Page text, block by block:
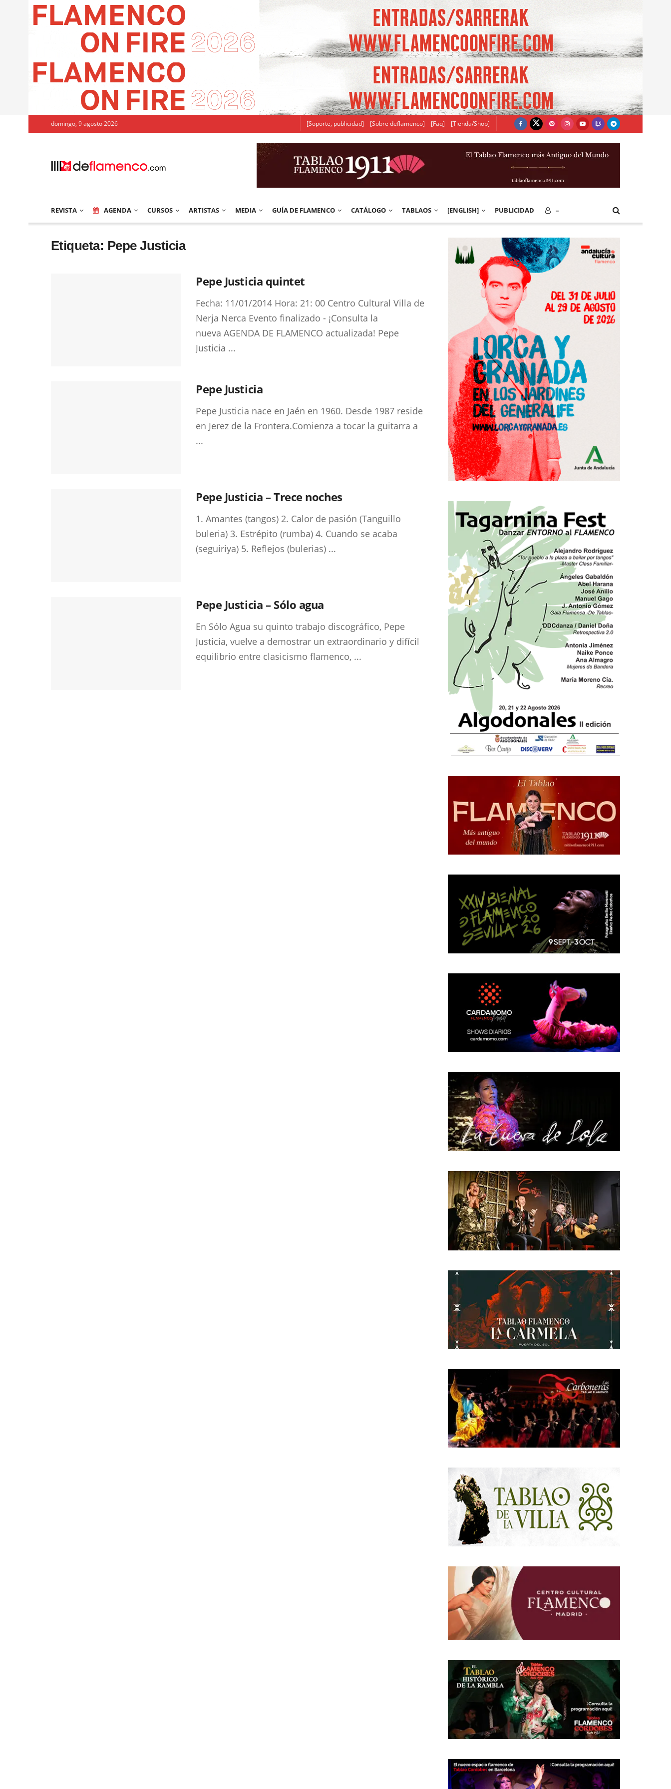
domingo, 9 agosto 2026 [Soporte, publicidad] [Sobre deflamenco] [Faq] [Tienda/Shop]
REVISTA AGENDA CURSOS ARTISTAS MEDIA GUÍA DE FLAMENCO CATÁLOGO TABLAOS [ENGLISH] PUBLICIDAD –
Etiqueta: Pepe Justicia
Pepe Justicia quintet
Fecha: 11/01/2014 Hora: 21: 00 Centro Cultural Villa de
Nerja Nerca Evento finalizado - ¡Consulta la
nueva AGENDA DE FLAMENCO actualizada! Pepe
Justicia ...
Pepe Justicia
Pepe Justicia nace en Jaén en 1960. Desde 1987 reside
en Jerez de la Frontera.Comienza a tocar la guitarra a
...
Pepe Justicia – Trece noches
1. Amantes (tangos) 2. Calor de pasión (Tanguillo
buleria) 3. Estrépito (rumba) 4. Cuando se acaba
(seguiriya) 5. Reflejos (bulerias) ...
Pepe Justicia – Sólo agua
En Sólo Agua su quinto trabajo discográfico, Pepe
Justicia, vuelve a demostrar un extraordinario y difícil
equilibrio entre clasicismo flamenco, ...